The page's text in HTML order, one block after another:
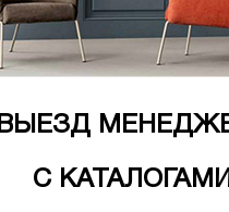
ВЫЕЗД
С КАТАЛОГАМИ